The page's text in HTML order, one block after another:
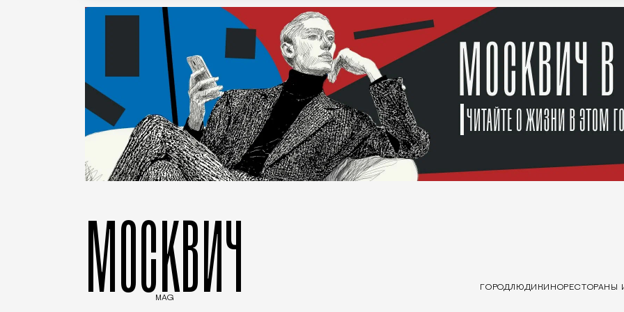
МОСКВИЧ
MAG
ГОРОДЛЮДИ КИНОРЕСТОРАНЫ